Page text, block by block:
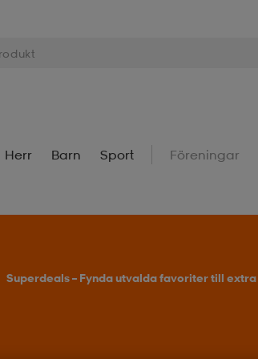
Herr Barn Sport Föreningar
Köp 2 eller fler, få 25% på outdoor.